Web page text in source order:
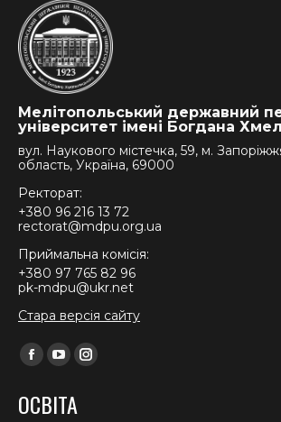
Мелітопольський державний
університет імені Богдана
вул. Наукового містечка, 59, м.
область, Україна, 69000
Ректорат:
+380 96 216 13 72
rectorat@mdpu.org.ua
Приймальна комісія:
+380 97 765 82 96
pk-mdpu@ukr.net
Стара версія сайту
Find us on:
Facebook
opens
YouTube
opens
Instagram
ОСВІТА